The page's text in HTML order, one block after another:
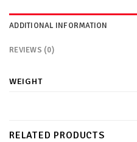
ADDITIONAL INFORMATION
REVIEWS (0)
WEIGHT
RELATED PRODUCTS